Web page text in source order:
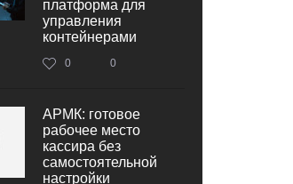
платформа для
управления
контейнерами
0 0
АРМК: готовое
рабочее место
кассира без
самостоятельной
настройки